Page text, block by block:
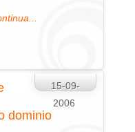
15-09-
2006
dominio